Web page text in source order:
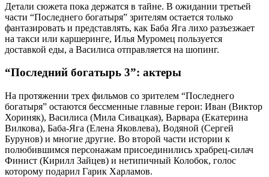
Детали сюжета пока держатся в тайне. В ожидании третьей
части “Последнего богатыря” зрителям остается только
фантазировать и представлять, как Баба Яга лихо разъезжает
на такси или каршеринге, Илья Муромец пользуется
доставкой еды, а Василиса отправляется на шопинг.
“Последний богатырь 3”: актеры
На протяжении трех фильмов со зрителем “Последнего
богатыря” остаются бессменные главные герои: Иван (Виктор
Хориняк), Василиса (Мила Сивацкая), Варвара (Екатерина
Вилкова), Баба-Яга (Елена Яковлева), Водяной (Сергей
Бурунов) и многие другие. Во второй части истории к
полюбившимся персонажам присоединились храбрец-силач
Финист (Кирилл Зайцев) и нетипичный Колобок, голос
которому подарил Гарик Харламов.